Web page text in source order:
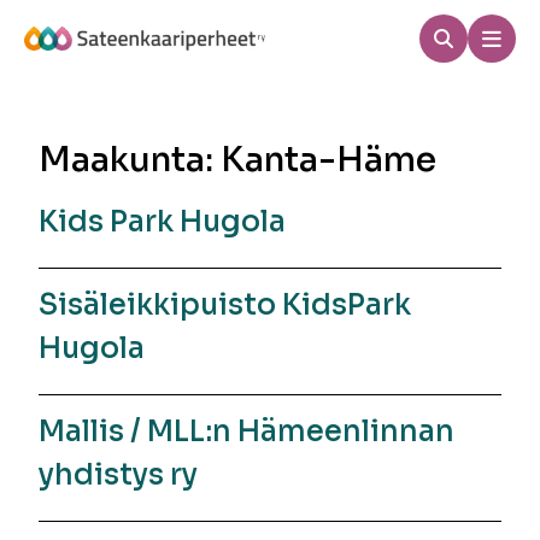
sisältöön
Haku
Maakunta: Kanta-Häme
Kids Park Hugola
Sisäleikkipuisto KidsPark
Hugola
Mallis / MLL:n Hämeenlinnan
yhdistys ry